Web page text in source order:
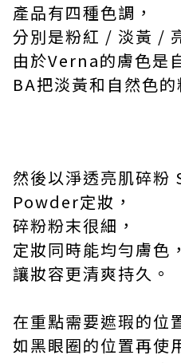
產品有四種色調，
分別是粉紅 / 淡黃 /
由於Verna的膚色是
BA把淡黃和自然色
然後以淨透亮肌碎粉
Powder定妝，
碎粉粉末很細，
定妝同時能均勻膚色，
讓妝容更清爽持久。
在重點需要遮瑕的位
如黑眼圈的位置再使